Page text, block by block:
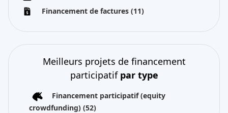
Financement de factures (11)
Meilleurs projets de financement
participatif par type
Financement participatif (equity
crowdfunding) (52)